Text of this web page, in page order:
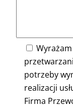
potrzeby
realizacji
Firma